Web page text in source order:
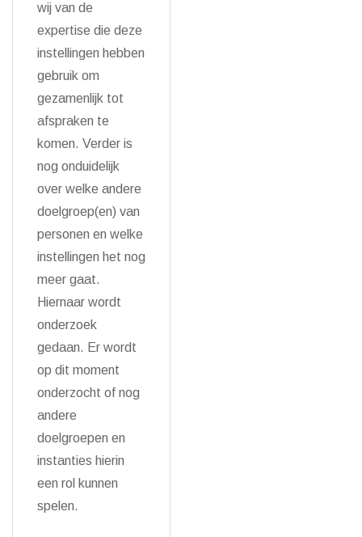
wij van de
expertise die deze
instellingen hebben
gebruik om
gezamenlijk tot
afspraken te
komen. Verder is
nog onduidelijk
over welke andere
doelgroep(en) van
personen en welke
instellingen het nog
meer gaat.
Hiernaar wordt
onderzoek
gedaan. Er wordt
op dit moment
onderzocht of nog
andere
doelgroepen en
instanties hierin
een rol kunnen
spelen.